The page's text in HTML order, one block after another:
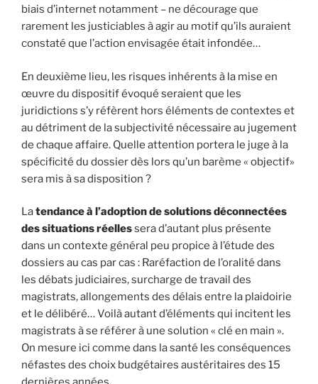
biais d’internet notamment – ne décourage que
rarement les justiciables à agir au motif qu’ils auraient
constaté que l’action envisagée était infondée…
En deuxième lieu, les risques inhérents à la mise en
œuvre du dispositif évoqué seraient que les
juridictions s’y réfèrent hors éléments de contextes et
au détriment de la subjectivité nécessaire au jugement
de chaque affaire. Quelle attention portera le juge à la
spécificité du dossier dès lors qu’un barème « objectif»
sera mis à sa disposition ?
Latendance à l’adoption de solutions déconnectées
des situations réellessera d’autant plus présente
dans un contexte général peu propice à l’étude des
dossiers au cas par cas : Raréfaction de l’oralité dans
les débats judiciaires, surcharge de travail des
magistrats, allongements des délais entre la plaidoirie
et le délibéré… Voilà autant d’éléments qui incitent les
magistrats à se référer à une solution « clé en main ».
On mesure ici comme dans la santé les conséquences
néfastes des choix budgétaires austéritaires des 15